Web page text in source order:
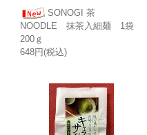
SONOGI 茶
NOODLE 抹茶入細麺 1袋
200ｇ
648円(税込)